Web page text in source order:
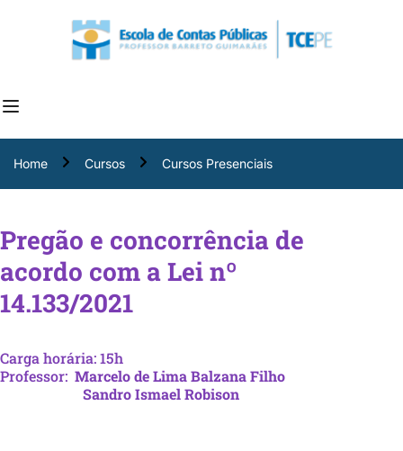
Home Cursos Cursos Presenciais
Pregão e concorrência de
acordo com a Lei nº
14.133/2021
Carga horária: 15h
Professor: Marcelo de Lima Balzana Filho
Sandro Ismael Robison